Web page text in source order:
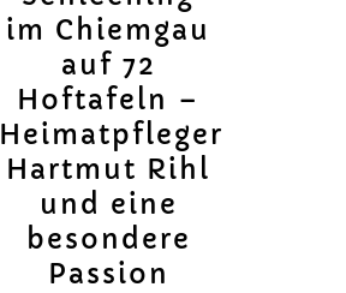
im Chiemgau
auf 72
Hoftafeln –
Heimatpfleger
Hartmut Rihl
und eine
besondere
Passion